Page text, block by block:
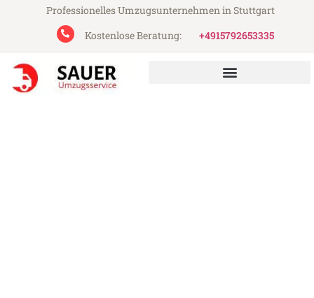
Professionelles Umzugsunternehmen in Stuttgart
Kostenlose Beratung:
+4915792653335